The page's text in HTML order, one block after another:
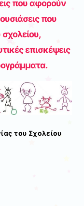
που αφορούν
που
επισκέψεις
του Σχολείου